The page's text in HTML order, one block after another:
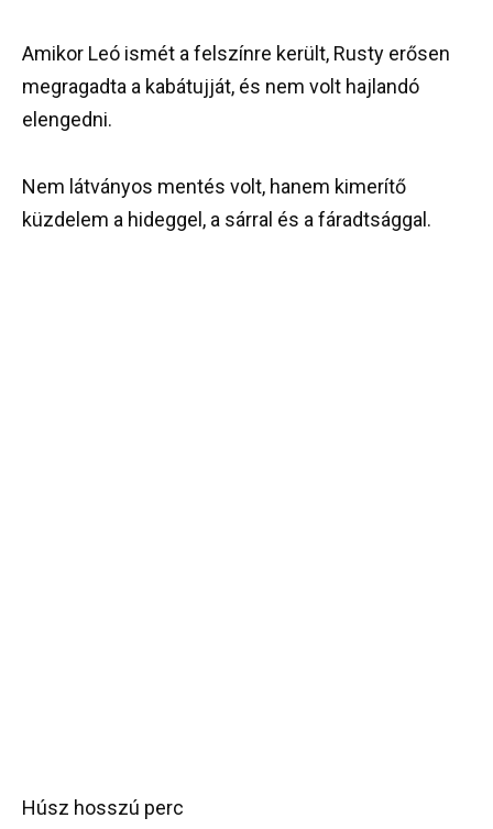
Amikor Leó ismét a felszínre került, Rusty erősen
megragadta a kabátujját, és nem volt hajlandó
elengedni.
Nem látványos mentés volt, hanem kimerítő
küzdelem a hideggel, a sárral és a fáradtsággal.
Húsz hosszú perc